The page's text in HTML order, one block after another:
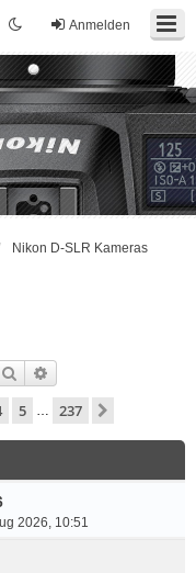
Anmelden
Nikon D-SLR Kameras
Suche
5 … 237
2026, 10:51